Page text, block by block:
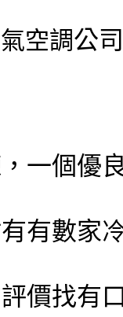
空調公
一個優
有數家
價找有